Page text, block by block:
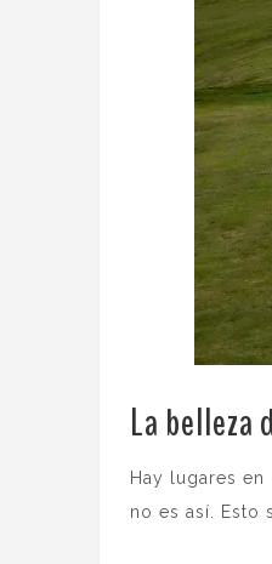
La belleza
Hay lugares
no es así. Esto